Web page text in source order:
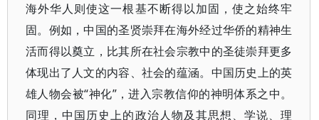
海外华人则使这一根基不断得以加固，使之始终牢
固。例如，中国的圣贤崇拜在海外经过华侨的精神生
活而得以奠立，比其所在社会宗教中的圣徒崇拜更多
体现出了人文的内容、社会的蕴涵。中国历史上的英
雄人物会被“神化”，进入宗教信仰的神明体系之中。
同理，中国历史上的政治人物及其思想、学说、理